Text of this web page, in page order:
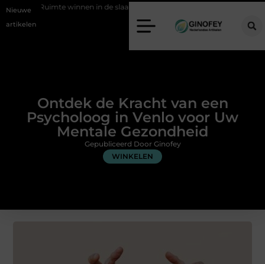
Nieuwe
artikelen
in de slaapkamer met een boxspring met opbergruimte
Ontdek de Kracht van een
Psycholoog in Venlo voor Uw
Mentale Gezondheid
WINKELEN
Gepubliceerd Door Ginofey